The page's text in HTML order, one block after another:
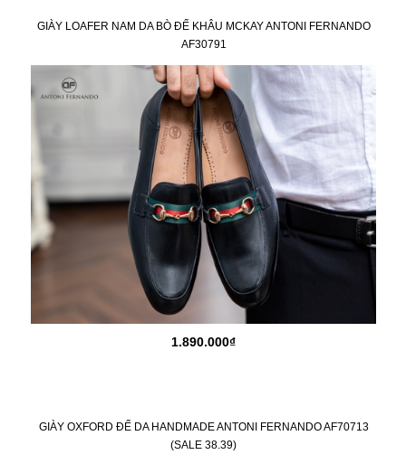
GIÀY LOAFER NAM DA BÒ ĐẾ KHÂU MCKAY ANTONI FERNANDO
AF30791
1.890.000₫
GIÀY OXFORD ĐẾ DA HANDMADE ANTONI FERNANDO AF70713
(SALE 38.39)